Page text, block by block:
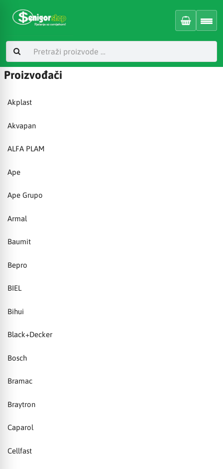
Proizvođači
Akplast
Akvapan
ALFA PLAM
Ape
Ape Grupo
Armal
Baumit
Bepro
BIEL
Bihui
Black+Decker
Bosch
Bramac
Braytron
Caparol
Cellfast